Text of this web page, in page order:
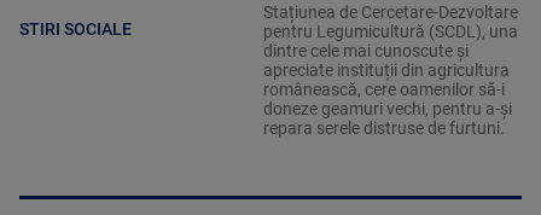
STIRI SOCIALE
Stațiunea de Cercetare-Dezvoltare
pentru Legumicultură (SCDL), una
dintre cele mai cunoscute și
apreciate instituții din agricultura
românească, cere oamenilor să-i
doneze geamuri vechi, pentru a-și
repara serele distruse de furtuni.